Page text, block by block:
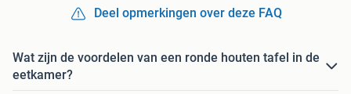
Deel opmerkingen over deze FAQ
Wat zijn de voordelen van een ronde houten tafel in de
eetkamer?